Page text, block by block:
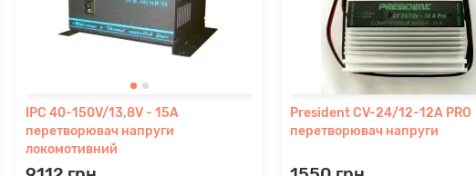
IPC 40-150V/13,8V - 15A
перетворювач напруги
локомотивний
President CV-24/12-12A PRO
перетворювач напруги